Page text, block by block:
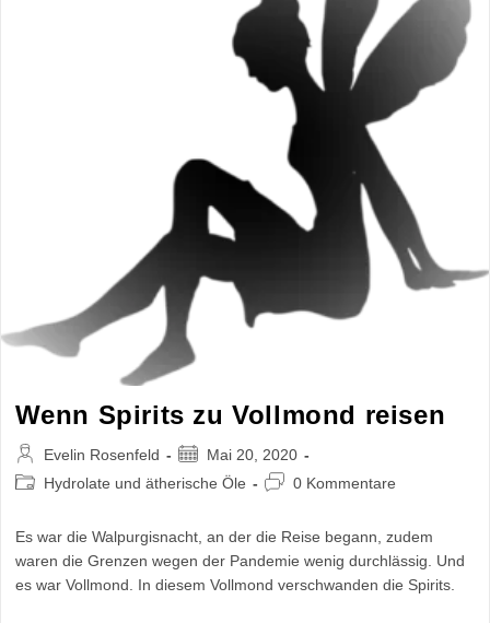
Wenn Spirits zu Vollmond reisen
Beitrags-
Autor:
Evelin Rosenfeld
Beitrag
veröffentlicht:
Mai 20, 2020
Beitrags-Hydrolate und ätherische Öle
Beitrags-0 Kommentare
Es war die Walpurgisnacht, an der die Reise begann, zudem
waren die Grenzen wegen der Pandemie wenig durchlässig. Und
es war Vollmond. In diesem Vollmond verschwanden die Spirits.